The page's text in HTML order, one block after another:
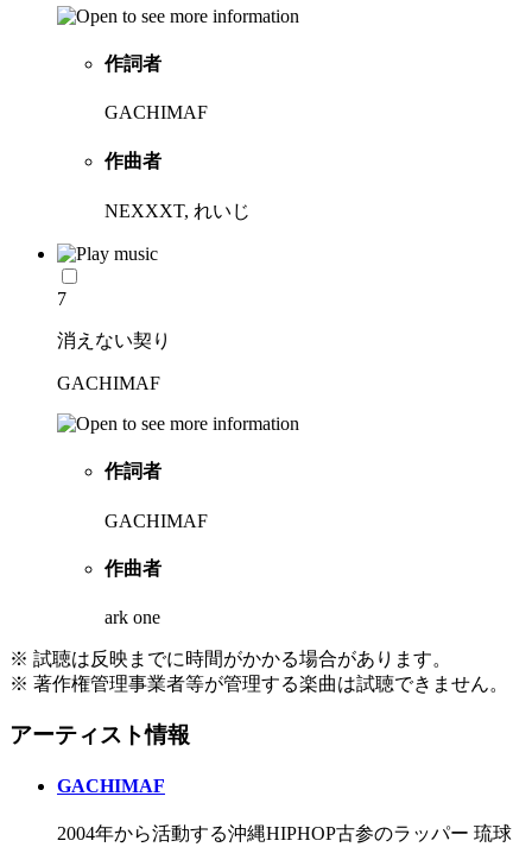
作詞者
GACHIMAF
作曲者
NEXXXT, れいじ
7
消えない契り
GACHIMAF
作詞者
GACHIMAF
作曲者
ark one
※ 試聴は反映までに時間がかかる場合があります。
※ 著作権管理事業者等が管理する楽曲は試聴できません。
アーティスト情報
GACHIMAF
2004年から活動する沖縄HIPHOP古参のラッパー 琉球